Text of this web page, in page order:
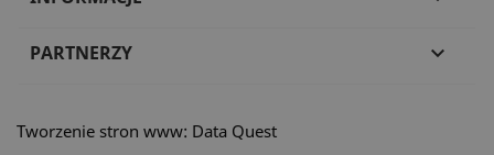
PARTNERZY 
Tworzenie stron www: Data Quest